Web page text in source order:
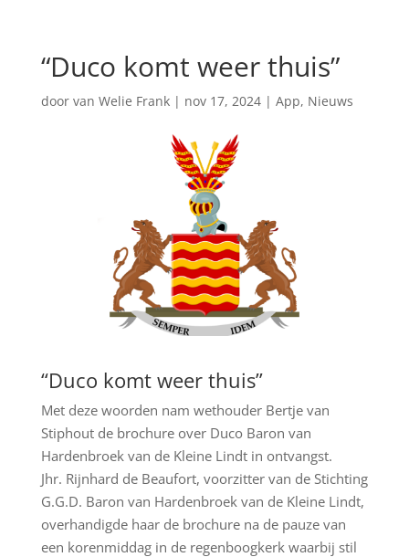
“Duco komt weer thuis”
door van Welie Frank| nov 17, 2024| App, Nieuws
“Duco komt weer thuis”
Met deze woorden nam wethouder Bertje van
Stiphout de brochure over Duco Baron van
Hardenbroek van de Kleine Lindt in ontvangst.
Jhr. Rijnhard de Beaufort, voorzitter van de Stichting
G.G.D. Baron van Hardenbroek van de Kleine Lindt,
overhandigde haar de brochure na de pauze van
een korenmiddag in de regenboogkerk waarbij stil